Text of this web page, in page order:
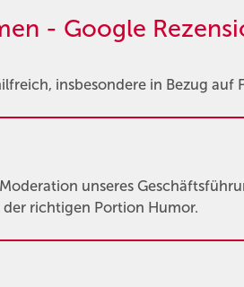
- Google
insbesondere in Bezug auf
unseres
richtigen Portion Humor.